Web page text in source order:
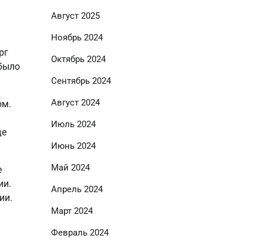
Август 2025
Ноябрь 2024
Октябрь 2024
Сентябрь 2024
Август 2024
Июль 2024
Июнь 2024
Май 2024
Апрель 2024
Март 2024
Февраль 2024